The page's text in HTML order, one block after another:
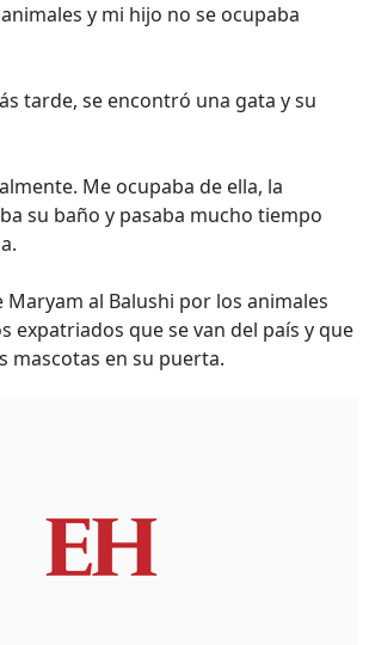
y mi hijo no se ocupaba
tarde, se encontró una gata y su
Me ocupaba de ella, la
su baño y pasaba mucho tiempo
Maryam al Balushi por los animales
expatriados que se van del país y que
mascotas en su puerta.